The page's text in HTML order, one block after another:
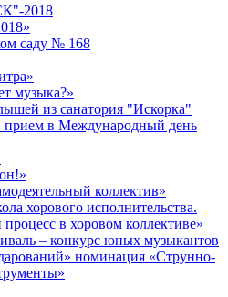
2018
саду № 168
музыка?»
из санатория "Искорка"
прием в Международный день
коллектив»
хорового исполнительства.
в хоровом коллективе»
– конкурс юных музыкантов
номинация «Струнно-